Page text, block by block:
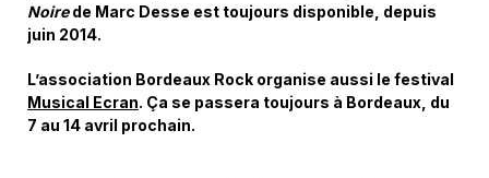
Noirede Marc Desse est toujours disponible, depuis
juin 2014.
L’association Bordeaux Rock organise aussi le festival
Musical Ecran. Ça se passera toujours à Bordeaux, du
7 au 14 avril prochain.